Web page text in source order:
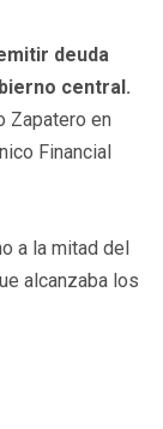
deuda
central.
Zapatero en
Financial
a la mitad del
alcanzaba los